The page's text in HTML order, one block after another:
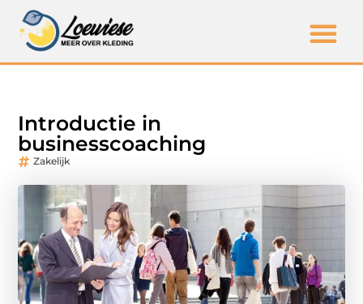
Introductie in
businesscoaching
Zakelijk